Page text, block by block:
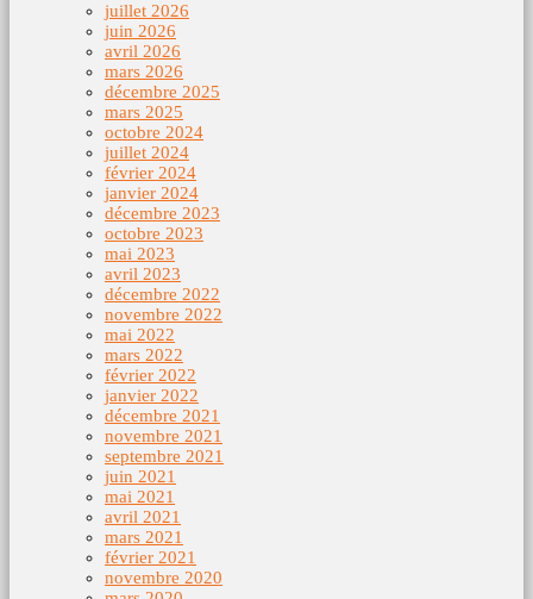
juillet 2026
juin 2026
avril 2026
mars 2026
décembre 2025
mars 2025
octobre 2024
juillet 2024
février 2024
janvier 2024
décembre 2023
octobre 2023
mai 2023
avril 2023
décembre 2022
novembre 2022
mai 2022
mars 2022
février 2022
janvier 2022
décembre 2021
novembre 2021
septembre 2021
juin 2021
mai 2021
avril 2021
mars 2021
février 2021
novembre 2020